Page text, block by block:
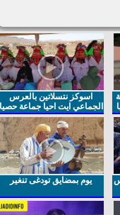
اسوكز نتسلاتين بالعرس
الجماعي ايت احيا جماعة حصيا
يوم بمضايق تودغى تنغير